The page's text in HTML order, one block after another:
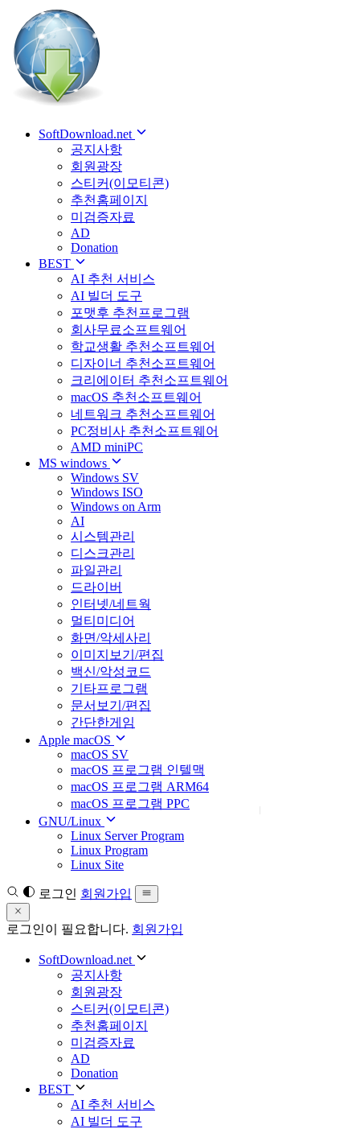
SoftDownload.net
공지사항
회원광장
스티커(이모티콘)
추천홈페이지
미검증자료
AD
Donation
BEST
AI 추천 서비스
AI 빌더 도구
포맷후 추천프로그램
회사무료소프트웨어
학교생활 추천소프트웨어
디자이너 추천소프트웨어
크리에이터 추천소프트웨어
macOS 추천소프트웨어
네트워크 추천소프트웨어
PC정비사 추천소프트웨어
AMD miniPC
MS windows
Windows SV
Windows ISO
Windows on Arm
AI
시스템관리
디스크관리
파일관리
드라이버
인터넷/네트웍
멀티미디어
화면/악세사리
이미지보기/편집
백신/악성코드
기타프로그램
문서보기/편집
간단한게임
Apple macOS
macOS SV
macOS 프로그램 인텔맥
macOS 프로그램 ARM64
macOS 프로그램 PPC
GNU/Linux
Linux Server Program
Linux Program
Linux Site
로그인 회원가입
로그인이 필요합니다. 회원가입
SoftDownload.net
공지사항
회원광장
스티커(이모티콘)
추천홈페이지
미검증자료
AD
Donation
BEST
AI 추천 서비스
AI 빌더 도구